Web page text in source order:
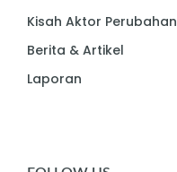
Kisah Aktor Perubahan
Berita & Artikel
Laporan